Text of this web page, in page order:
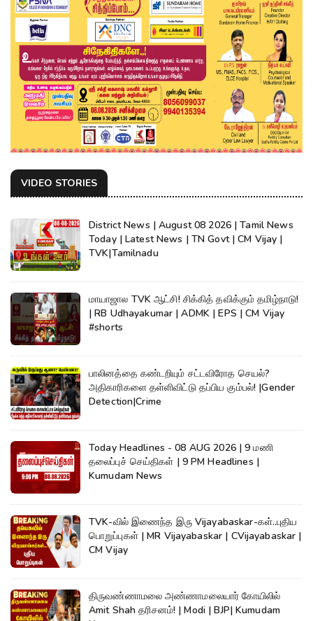
VIDEO STORIES
District News | August 08 2026 | Tamil News
Today | Latest News | TN Govt | CM Vijay |
TVK|Tamilnadu
மாயாஜால TVK ஆட்சி! சிக்கித் தவிக்கும் தமிழ்நாடு!
| RB Udhayakumar | ADMK | EPS | CM Vijay
#shorts
பாலினத்தை கண்டறியும் சட்டவிரோத செயல்?
அதிகாரிகளை தள்ளிவிட்டு தப்பிய கும்பல்! |Gender
Detection|Crime
Today Headlines - 08 AUG 2026 | 9 மணி
தலைப்புச் செய்திகள் | 9 PM Headlines |
Kumudam News
TVK-வில் இணைந்த இரு Vijayabaskar-கள்..புதிய
பொறுப்புகள் | MR Vijayabaskar | CVijayabaskar |
CM Vijay
திருவண்ணாமலை அண்ணாமலையார் கோயிலில்
Amit Shah தரிசனம்! | Modi | BJP| Kumudam